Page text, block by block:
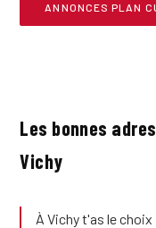
ANNONCES PLAN
Les bonnes
Vichy
À Vichy t'as le choix